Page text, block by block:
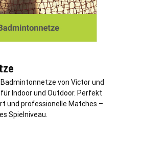
von Victor und
Indoor und Outdoor. Perfekt
und professionelle Matches –
Spielniveau.